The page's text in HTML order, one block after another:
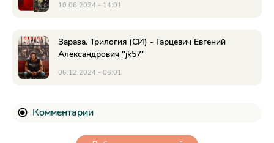
10.06.2024 - 14:01
Зараза. Трилогия (СИ) - Гарцевич Евгений
Александрович "jk57"
06.12.2024 - 06:01
Комментарии